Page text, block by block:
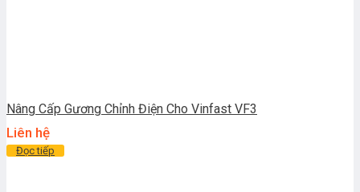
Nâng Cấp Gương Chỉnh Điện Cho Vinfast VF3
Liên hệ
Đọc tiếp